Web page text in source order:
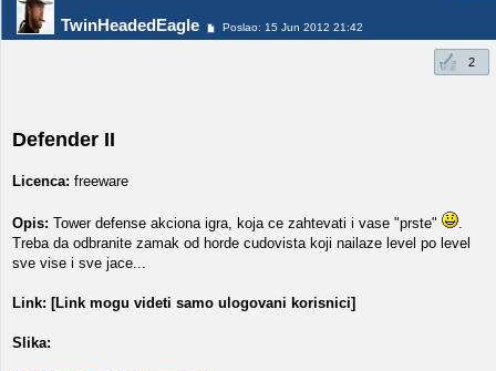
TwinHeadedEagle Poslao: 15 Jun 2012 21:42
2
Defender II
Licenca: freeware
Opis: Tower defense akciona igra, koja ce zahtevati i vase "prste"
.
Treba da odbranite zamak od horde cudovista koji nailaze level po level
sve vise i sve jace...
Link: [Link mogu videti samo ulogovani korisnici]
Slika: